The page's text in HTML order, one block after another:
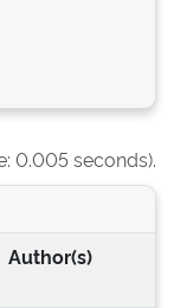
0.005 seconds).
Author(s)